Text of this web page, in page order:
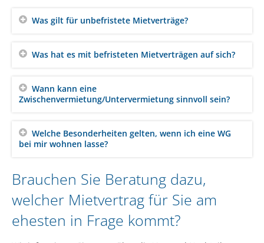
Was gilt für unbefristete Mietverträge?
Was hat es mit befristeten Mietverträgen auf sich?
Wann kann eine
Zwischenvermietung/Untervermietung sinnvoll sein?
Welche Besonderheiten gelten, wenn ich eine WG
bei mir wohnen lasse?
Brauchen Sie Beratung dazu,
welcher Mietvertrag für Sie am
ehesten in Frage kommt?